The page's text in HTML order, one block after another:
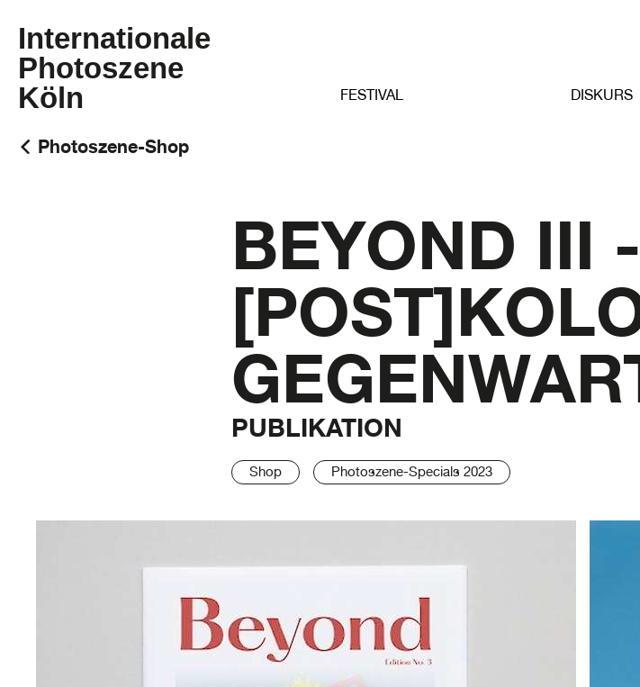
Internationale
Photoszene
Köln
FESTIVAL DISKURS
Photoszene-Shop
BEYOND III -
PUBLIKATION
Shop Photoszene-Specials 2023